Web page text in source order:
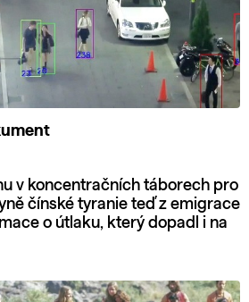
v koncentračních táborech pro
čínské tyranie teď z emigrace
o útlaku, který dopadl i na